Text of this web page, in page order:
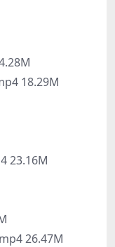
18.29M
23.16M
26.47M